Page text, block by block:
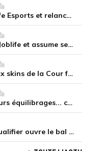
Gen.G s'impose face à Hanwha Life Esports et relance sa dynamique en LCK
3XA s'explique sur son départ de Joblife et assume ses torts
PBE LoL Patch 26.16 : les nouveaux skins de la Cour féérique
PBE LoL 26.16 : la preview des futurs équilibrages... coup d'arrêt pour les supports roamers
EWC 2026 CS2 : le Last Chance Qualifier ouvre le bal à Paris du 7 au 9 août